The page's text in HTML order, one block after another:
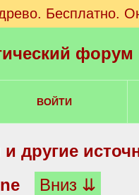
Бесплатно.
ВОЙТИ
и другие
Вниз ⇊